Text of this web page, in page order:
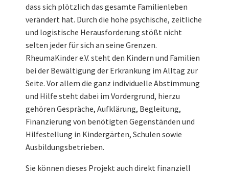
dass sich plötzlich das gesamte Familienleben
verändert hat. Durch die hohe psychische, zeitliche
und logistische Herausforderung stößt nicht
selten jeder für sich an seine Grenzen.
RheumaKinder e.V. steht den Kindern und Familien
bei der Bewältigung der Erkrankung im Alltag zur
Seite. Vor allem die ganz individuelle Abstimmung
und Hilfe steht dabei im Vordergrund, hierzu
gehören Gespräche, Aufklärung, Begleitung,
Finanzierung von benötigten Gegenständen und
Hilfestellung in Kindergärten, Schulen sowie
Ausbildungsbetrieben.
Sie können dieses Projekt auch direkt finanziell